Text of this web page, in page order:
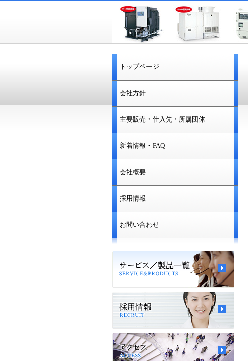
トップページ
会社方針
主要販売・仕入先・所属団体
新着情報・FAQ
会社概要
採用情報
お問い合わせ